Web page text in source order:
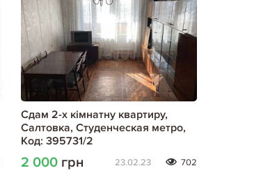
Сдам 2-х кімнатну квартиру,
Салтовка, Студенческая метро,
Код: 395731/2
2 000 грн 23.02.23 702